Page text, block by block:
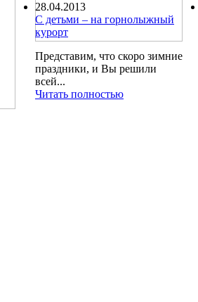
28.04.2013
С детьми – на горнолыжный
курорт
Представим, что скоро зимние
праздники, и Вы решили
всей...
Читать полностью